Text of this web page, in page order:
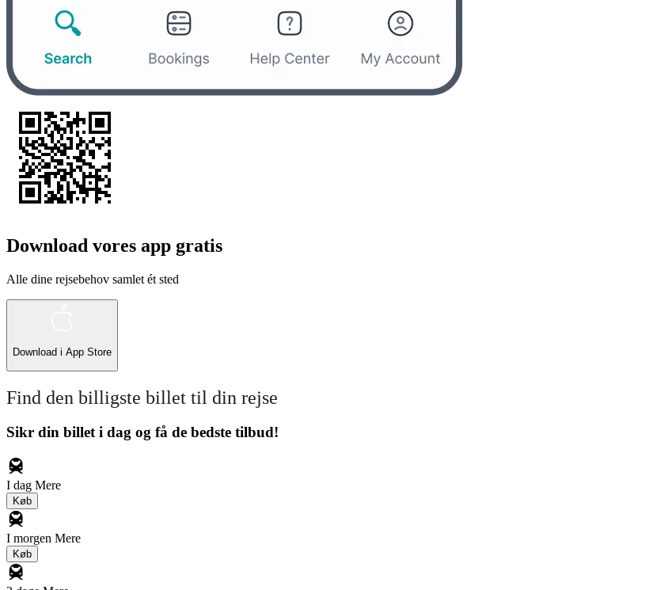
Download vores app gratis
Alle dine rejsebehov samlet ét sted
Download i App Store
Find den billigste billet til din rejse
Sikr din billet i dag og få de bedste tilbud!
I dag Mere
Køb
I morgen Mere
Køb